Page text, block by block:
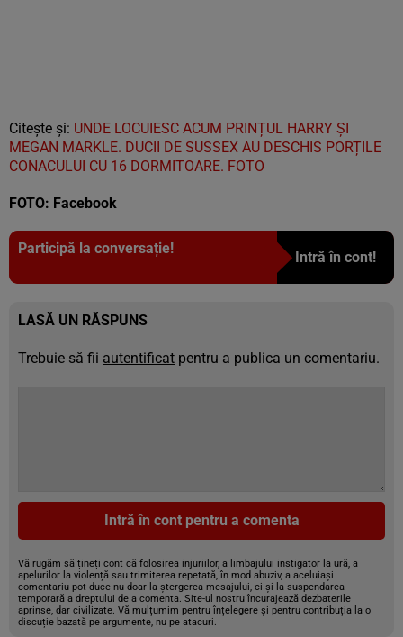
Citește și: UNDE LOCUIESC ACUM PRINȚUL HARRY ȘI
MEGAN MARKLE. DUCII DE SUSSEX AU DESCHIS PORȚILE
CONACULUI CU 16 DORMITOARE. FOTO
FOTO: Facebook
Participă la conversație!
Intră în cont!
LASĂ UN RĂSPUNS
Trebuie să fii autentificat pentru a publica un comentariu.
Intră în cont pentru a comenta
Vă rugăm să țineți cont că folosirea injuriilor, a limbajului instigator la ură, a
apelurilor la violență sau trimiterea repetată, în mod abuziv, a aceluiași
comentariu pot duce nu doar la ștergerea mesajului, ci și la suspendarea
temporară a dreptului de a comenta. Site-ul nostru încurajează dezbaterile
aprinse, dar civilizate. Vă mulțumim pentru înțelegere și pentru contribuția la o
discuție bazată pe argumente, nu pe atacuri.